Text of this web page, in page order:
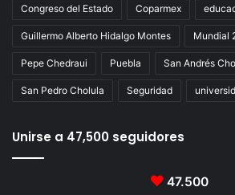
Congreso del Estado Coparmex
Guillermo Alberto Hidalgo Montes Mundial
Pepe Chedraui Puebla San Andrés
San Pedro Cholula Seguridad
Unirse a 47,500 seguidores
47.500